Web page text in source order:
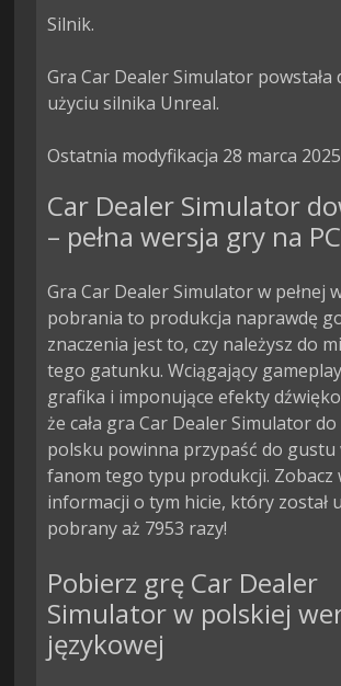
Silnik.
Gra Car Dealer Simulator powstała
użyciu silnika Unreal.
Ostatnia modyfikacja 28 marca 2025
Car Dealer Simulator
– pełna wersja gry na PC
Gra Car Dealer Simulator w pełnej
pobrania to produkcja naprawdę
znaczenia jest to, czy należysz do
tego gatunku. Wciągający
grafika i imponujące efekty
że cała gra Car Dealer Simulator
polsku powinna przypaść do gustu
fanom tego typu produkcji. Zobacz
informacji o tym hicie, który został
pobrany aż 7953 razy!
Pobierz grę Car Dealer
Simulator w polskiej
językowej